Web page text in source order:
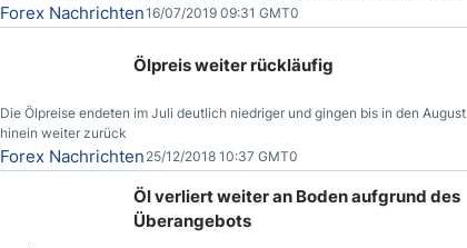
aufgrund der Nachricht,
Forex Nachrichten16/07/2019 09:31 GMT0
Ölpreis weiter rückläufig
Die Ölpreise endeten im Juli deutlich niedriger und gingen bis in den August
hinein weiter zurück
Forex Nachrichten 25/12/2018 10:37 GMT0
Öl verliert weiter an Boden aufgrund des
Überangebots